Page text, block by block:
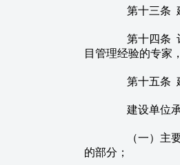
第十三条 建
第十四条 评
目管理经验的专家
第十五条 建
建设单位承
（一）主要
的部分；